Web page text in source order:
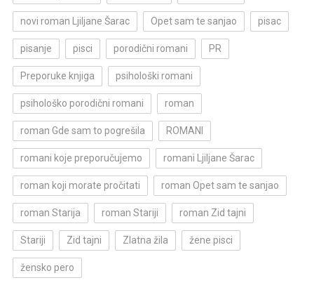
novi roman Ljiljane Šarac Opet sam te sanjao pisac
pisanje pisci porodični romani PR
Preporuke knjiga psihološki romani
psihološko porodični romani roman
roman Gde sam to pogrešila ROMANI
romani koje preporučujemo romani Ljiljane Šarac
roman koji morate pročitati roman Opet sam te sanjao
roman Starija roman Stariji roman Zid tajni
Stariji Zid tajni Zlatna žila žene pisci
žensko pero